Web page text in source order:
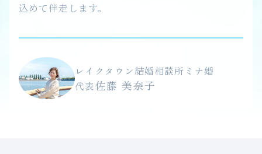
込めて伴走します。
レイクタウン結婚相談所ミナ婚
代表佐藤 美奈子